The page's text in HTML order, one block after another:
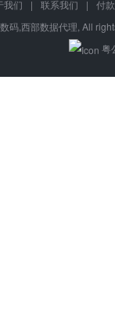
我们 | 联系我们 |
付
码,西部数据代理, All
粤